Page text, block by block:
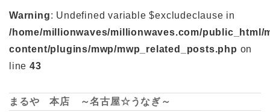
Warning: Undefined variable $excludeclause in
/home/millionwaves/millionwaves.com/public_html/
content/plugins/mwp/mwp_related_posts.php on
line 43
まるや 本店 ～名古屋☆うなぎ～